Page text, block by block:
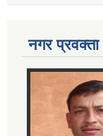
नगर प्रवक्ता